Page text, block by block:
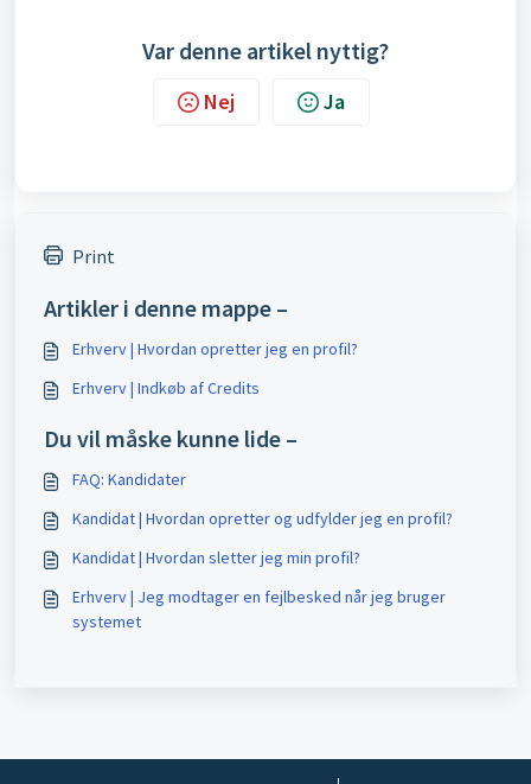
Var denne artikel nyttig?
Nej Ja
Print
Artikler i denne mappe –
Erhverv | Hvordan opretter jeg en profil?
Erhverv | Indkøb af Credits
Du vil måske kunne lide –
FAQ: Kandidater
Kandidat | Hvordan opretter og udfylder jeg en profil?
Kandidat | Hvordan sletter jeg min profil?
Erhverv | Jeg modtager en fejlbesked når jeg bruger
systemet